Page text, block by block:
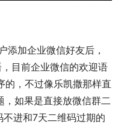
目前企业微信的欢迎语
的，不过像乐凯撒那样直
如果是直接放微信群二
进和7天二维码过期的